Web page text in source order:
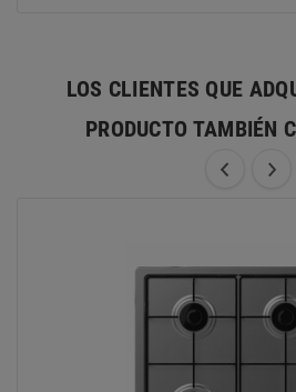
LOS CLIENTES QUE
PRODUCTO TAMBIÉN